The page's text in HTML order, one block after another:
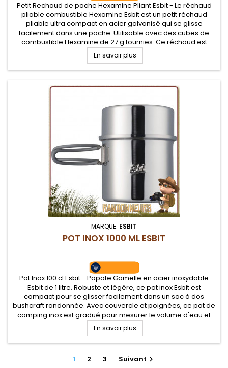
Petit Rechaud de poche Hexamine Pliant Esbit - Le réchaud
pliable combustible Hexamine Esbit est un petit réchaud
pliable ultra compact en acier galvanisé qui se glisse
facilement dans une poche. Utilisable avec des cubes de
combustible Hexamine de 27 g fournies. Ce réchaud est
idéal pour randonner léger ou compléter votre kit
d'évacuation de survie
En savoir plus
MARQUE: ESBIT
POT INOX 1000 ML ESBIT
Pot Inox 100 cl Esbit - Popote Gamelle en acier inoxydable
Esbit de 1 litre. Robuste et légère, ce pot inox Esbit est
compact pour se glisser facilement dans un sac à dos
bushcraft randonnée. Avec couvercle et poignées, ce pot de
camping inox est gradué pour mesurer le volume d'eau et
assurer la cuisson
En savoir plus
1 2 3 Suivant 